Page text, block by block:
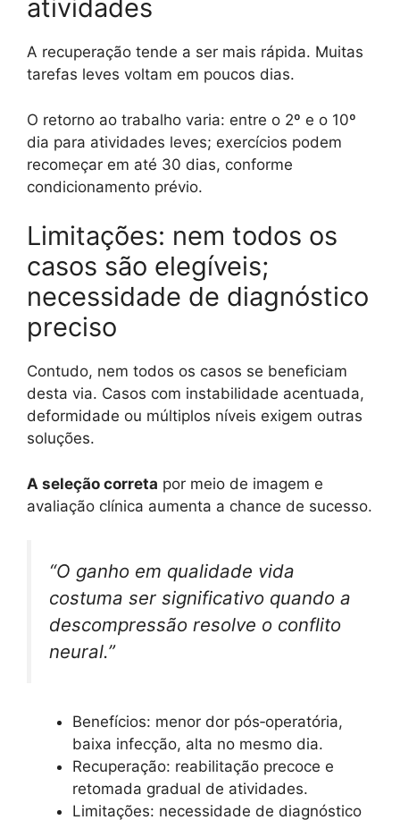
atividades
A recuperação tende a ser mais rápida. Muitas
tarefas leves voltam em poucos dias.
O retorno ao trabalho varia: entre o 2º e o 10º
dia para atividades leves; exercícios podem
recomeçar em até 30 dias, conforme
condicionamento prévio.
Limitações: nem todos os
casos são elegíveis;
necessidade de diagnóstico
preciso
Contudo, nem todos os casos se beneficiam
desta via. Casos com instabilidade acentuada,
deformidade ou múltiplos níveis exigem outras
soluções.
A seleção correta por meio de imagem e
avaliação clínica aumenta a chance de sucesso.
“O ganho em qualidade vida
costuma ser significativo quando a
descompressão resolve o conflito
neural.”
Benefícios: menor dor pós‑operatória,
baixa infecção, alta no mesmo dia.
Recuperação: reabilitação precoce e
retomada gradual de atividades.
Limitações: necessidade de diagnóstico